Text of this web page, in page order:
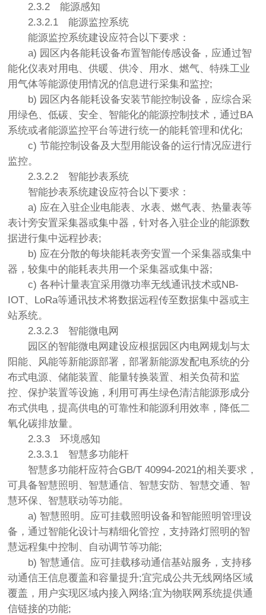
2.3.2能源感知
2.3.2.1能源监控系统
能源监控系统建设应符合以下要求：
a) 园区内各能耗设备布置智能传感设备，应通过智
能化仪表对用电、供暖、供冷、用水、燃气、特殊工业
用气体等能源使用情况的信息进行采集和监控;
b) 园区内各能耗设备安装节能控制设备，应综合采
用绿色、低碳、安全、智能化的能源控制技术，通过BA
系统或者能源监控平台等进行统一的能耗管理和优化;
c) 节能控制设备及大型用能设备的运行情况应进行
监控。
2.3.2.2 智能抄表系统
智能抄表系统建设应符合以下要求：
a) 应在入驻企业电能表、水表、燃气表、热量表等
表计旁安置采集器或集中器，针对各入驻企业的能源数
据进行集中远程抄表;
b) 应在分散的每块能耗表旁安置一个采集器或集中
器，较集中的能耗表共用一个采集器或集中器;
c) 各种计量表宜采用微功率无线通讯技术或NB-
IOT、LoRa等通讯技术将数据远程传至数据集中器或主
站系统。
2.3.2.3 智能微电网
园区的智能微电网建设应根据园区内电网规划与太
阳能、风能等新能源部署，部署新能源发配电系统的分
布式电源、储能装置、能量转换装置、相关负荷和监
控、保护装置等设施，利用可再生绿色清洁能源形成分
布式供电，提高供电的可靠性和能源利用效率，降低二
氧化碳排放量。
2.3.3环境感知
2.3.3.1 智慧多功能杆
智慧多功能杆应符合GB/T 40994-2021的相关要求，
可具备智慧照明、智慧通信、智慧安防、智慧交通、智
慧环保、智慧联动等功能。
a) 智慧照明。应可挂载照明设备和智能照明管理设
备，通过智能化设计与精细化管控，支持路灯照明的智
慧远程集中控制、自动调节等功能;
b) 智慧通信。应可挂载移动通信基站服务，支持移
动通信王信息覆盖和容量提升;宜完成公共无线网络区域
覆盖，用户实现区域内接入网络;宜为物联网系统提供通
信链接的功能;